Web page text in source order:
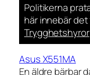
Politikerna
här innebär det
Trygghetshyror
Asus X551MA
En äldre bärbar